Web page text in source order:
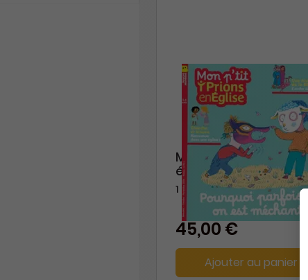
Mon Ptit Prions en
église
1 an
45,00 €
Ajouter au panier